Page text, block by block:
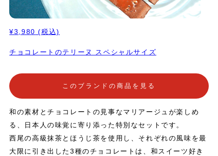
しています。 【サイズ】 3本（長さ10cm × 幅5cm × 高さ
3.7cm） すべて手作りのためサイズは多少前後します。 【お召し
上がり方】 お召し上がりになる１日前に冷蔵庫にて解凍してくだ
さい。 温度によって変わる味わいの変化もお楽しみいただけま
冷蔵庫から出してすぐは、生チョコのような食感が楽し
温めると フォンダンショコラのようなとろける食感が楽しめま
す。 【テリーヌのカット方法】 お湯等で包丁を温め、水気を拭
き取りお好みの大きさにカットしてお召し上がりください。 【賞
召し上がりください。 ・一度解凍してからの再冷凍は品質が落ち
てしまうためおやめください。 【発送について】 ・冷凍クール便
でお届けいたします。 ・ご注文日より2週間以内（日・月を除く）
¥3,980 (税込)
チョコレートのテリーヌ スペシャルサイズ
このブランドの商品を見る
和の素材とチョコレートの見事なマリアージュが楽しめ
る、日本人の味覚に寄り添った特別なセットです。
西尾の高級抹茶とほうじ茶を使用し、それぞれの風味を最
大限に引き出した3種のチョコレートは、和スイーツ好き